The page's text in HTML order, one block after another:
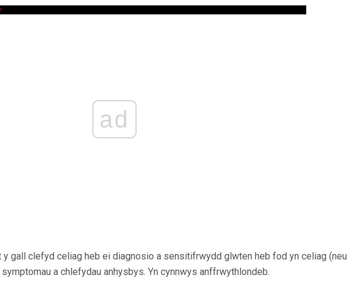
ad
y gall clefyd celiag heb ei diagnosio a sensitifrwydd glwten heb fod yn celiag (neu
a chlefydau anhysbys. Yn cynnwys anffrwythlondeb.